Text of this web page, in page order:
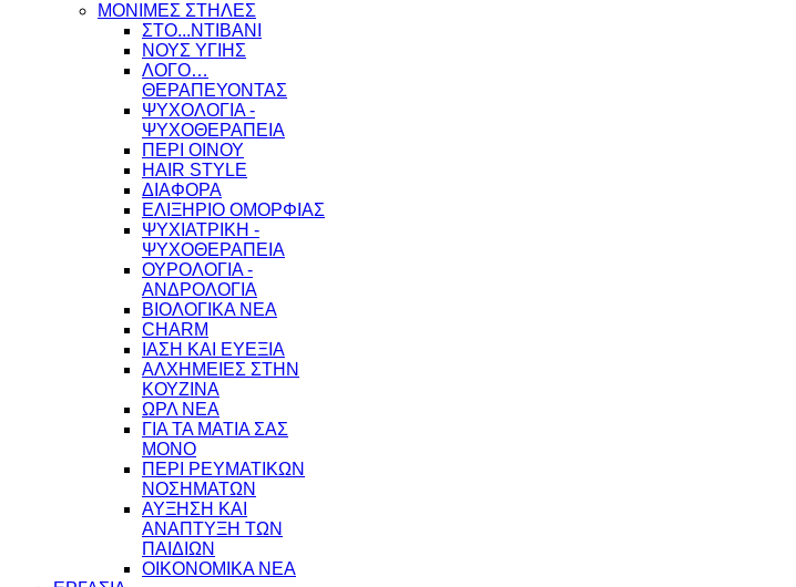
ΜΟΝΙΜΕΣ ΣΤΗΛΕΣ
ΣΤΟ...ΝΤΙΒΑΝΙ
ΝΟΥΣ ΥΓΙΗΣ
ΛΟΓΟ…
ΘΕΡΑΠΕΥΟΝΤΑΣ
ΨΥΧΟΛΟΓΙΑ -
ΨΥΧΟΘΕΡΑΠΕΙΑ
ΠΕΡΙ ΟΙΝΟΥ
HAIR STYLE
ΔΙΑΦΟΡΑ
ΕΛΙΞΗΡΙΟ ΟΜΟΡΦΙΑΣ
ΨΥΧΙΑΤΡΙΚΗ -
ΨΥΧΟΘΕΡΑΠΕΙΑ
ΟΥΡΟΛΟΓΙΑ -
ΑΝΔΡΟΛΟΓΙΑ
ΒΙΟΛΟΓΙΚΑ ΝΕΑ
CHARM
ΙΑΣΗ ΚΑΙ ΕΥΕΞΙΑ
ΑΛΧΗΜΕΙΕΣ ΣΤΗΝ
ΚΟΥΖΙΝΑ
ΩΡΛ ΝEA
ΓΙΑ ΤΑ ΜΑΤΙΑ ΣΑΣ
ΜΟΝΟ
ΠΕΡΙ ΡΕΥΜΑΤΙΚΩΝ
ΝΟΣΗΜΑΤΩΝ
ΑΥΞΗΣΗ ΚΑΙ
ΑΝΑΠΤΥΞΗ ΤΩΝ
ΠΑΙΔΙΩΝ
ΟΙΚΟΝΟΜΙΚΑ ΝΕΑ